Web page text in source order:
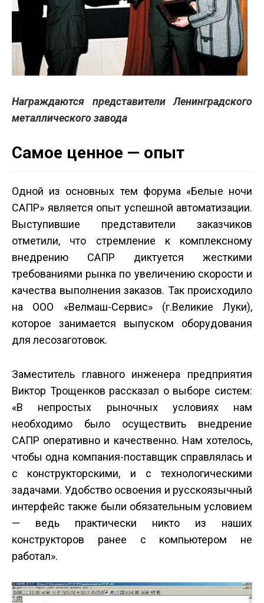
Награждаются представители Ленинградского
металлического завода
Самое ценное — опыт
Одной из основных тем форума «Белые ночи
САПР» является опыт успешной автоматизации.
Выступившие представители заказчиков
отметили, что стремление к комплексному
внедрению САПР диктуется жесткими
требованиями рынка по увеличению скорости и
качества выполнения заказов. Так происходило
на ООО «Велмаш-Сервис» (г.Великие Луки),
которое занимается выпуском оборудования
для лесозаготовок.
Заместитель главного инженера предприятия
Виктор Трощенков рассказал о выборе систем:
«В непростых рыночных условиях нам
необходимо было осуществить внедрение
САПР оперативно и качественно. Нам хотелось,
чтобы одна компания-поставщик справлялась и
с конструкторскими, и с технологическими
задачами. Удобство освоения и русскоязычный
интерфейс также были обязательным условием
— ведь практически никто из наших
конструкторов ранее с компьютером не
работал».